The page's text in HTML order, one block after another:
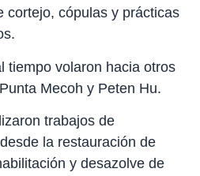
cortejo, cópulas y prácticas
tiempo volaron hacia otros
Mecoh y Peten Hu.
trabajos de
la restauración de
y desazolve de